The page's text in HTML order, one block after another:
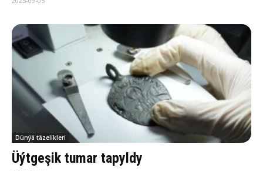
Dünýä täzelikleri
Üýtgeşik tumar tapyldy